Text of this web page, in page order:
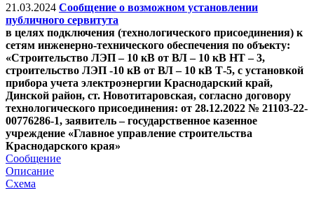
21.03.2024 Сообщение о возможном установлении
публичного сервитута
в целях подключения (технологического присоединения) к
сетям инженерно-технического обеспечения по объекту:
«Строительство ЛЭП – 10 кВ от ВЛ – 10 кВ НТ – 3,
строительство ЛЭП -10 кВ от ВЛ – 10 кВ Т-5, с установкой
прибора учета электроэнергии Краснодарский край,
Динской район, ст. Новотитаровская, согласно договору
технологического присоединения: от 28.12.2022 № 21103-22-
00776286-1, заявитель – государственное казенное
учреждение «Главное управление строительства
Краснодарского края»
Сообщение
Описание
Схема